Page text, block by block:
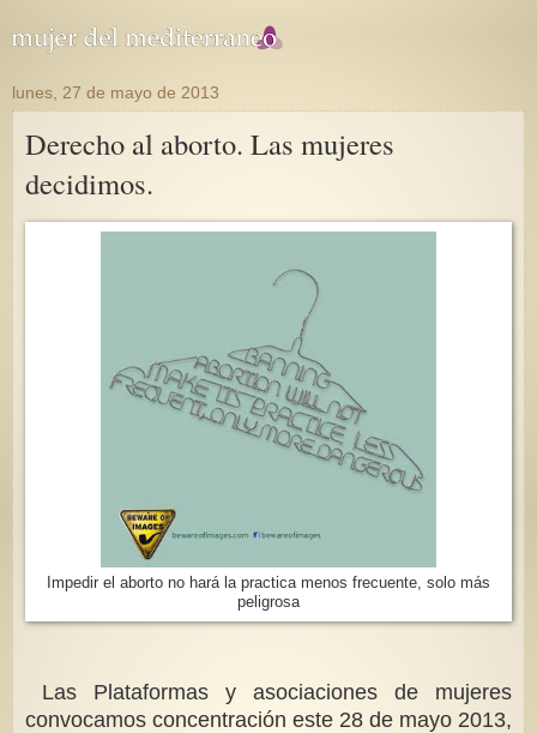
lunes, 27 de mayo de 2013
Derecho al aborto. Las mujeres
decidimos.
Impedir el aborto no hará la practica menos frecuente, solo más
peligrosa
Las Plataformas y asociaciones de mujeres
convocamos concentración este 28 de mayo 2013,